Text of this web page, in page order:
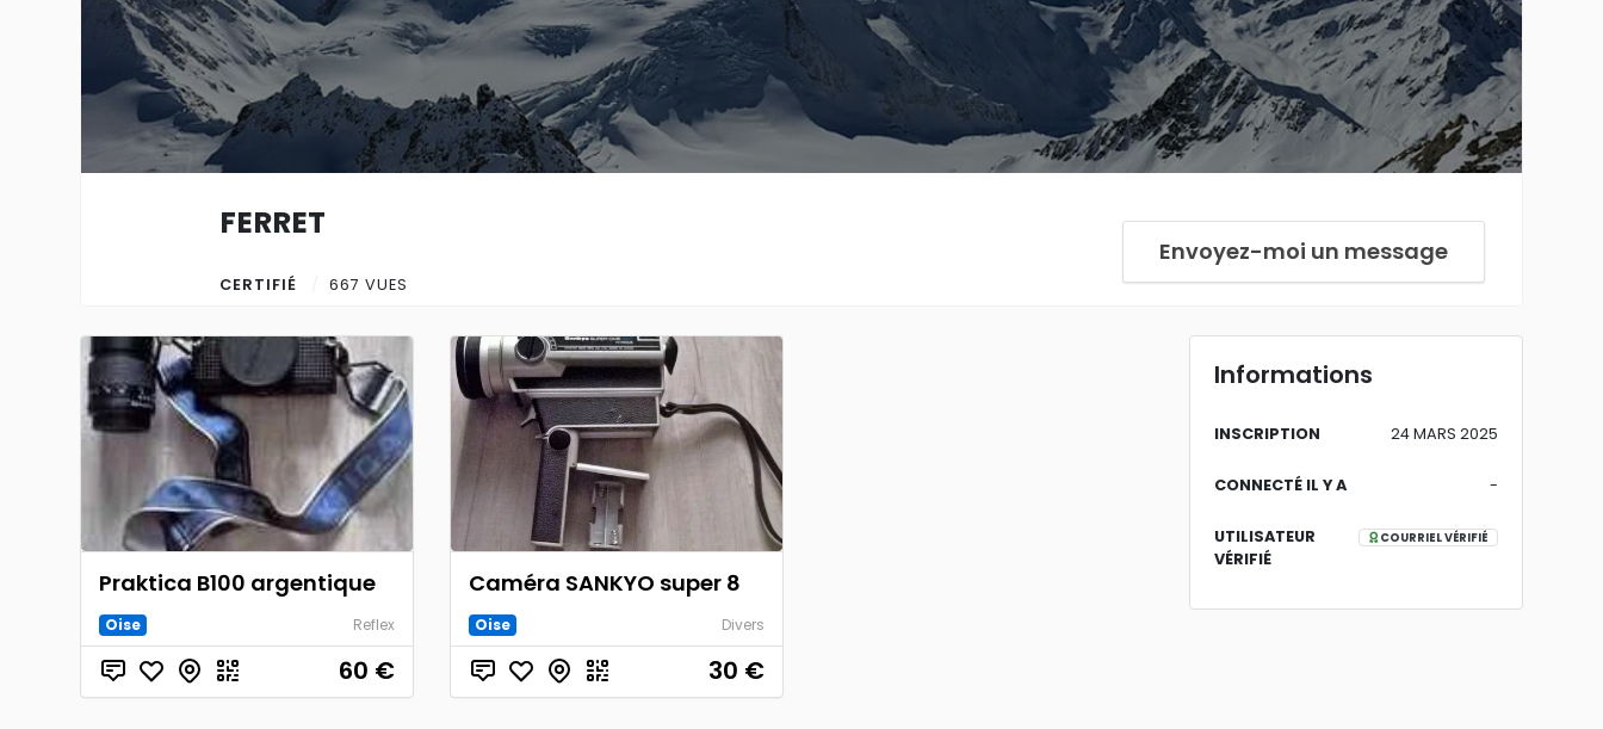
FERRET
CERTIFIÉ 667 VUES
Envoyez-moi un message
Praktica B100 argentique
Oise Reflex
60 €
Caméra SANKYO super 8
Oise Divers
30 €
Informations
INSCRIPTION 24 MARS 2025
CONNECTÉ IL Y A -
UTILISATEUR
VÉRIFIÉ
COURRIEL VÉRIFIÉ